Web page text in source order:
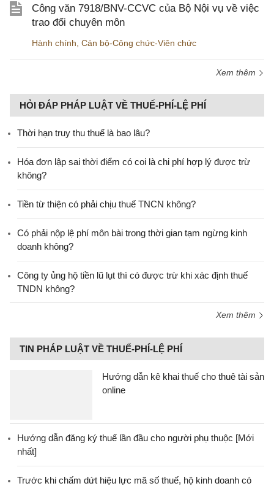
Công văn 7918/BNV-CCVC của Bộ Nội vụ về việc
trao đổi chuyên môn
Hành chính Cán bộ-Công chức-Viên chức
Xem thêm
HỎI ĐÁP PHÁP LUẬT VỀ THUẾ-PHÍ-LỆ PHÍ
Thời hạn truy thu thuế là bao lâu?
Hóa đơn lập sai thời điểm có coi là chi phí hợp lý được trừ
không?
Tiền từ thiện có phải chịu thuế TNCN không?
Có phải nộp lệ phí môn bài trong thời gian tạm ngừng kinh
doanh không?
Công ty ủng hộ tiền lũ lụt thì có được trừ khi xác định thuế
TNDN không?
Xem thêm
TIN PHÁP LUẬT VỀ THUẾ-PHÍ-LỆ PHÍ
Hướng dẫn kê khai thuế cho thuê tài sản
online
Hướng dẫn đăng ký thuế lần đầu cho người phụ thuộc [Mới
nhất]
Trước khi chấm dứt hiệu lực mã số thuế, hộ kinh doanh có